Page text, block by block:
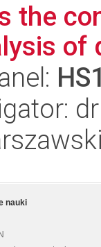
the
of
nauki